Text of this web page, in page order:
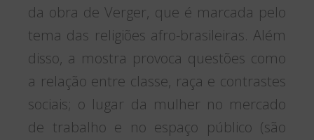
da obra de Verger, que é marcada pelo
tema das religiões afro-brasileiras. Além
disso, a mostra provoca questões como
a relação entre classe, raça e contrastes
sociais; o lugar da mulher no mercado
de trabalho e no espaço público (são